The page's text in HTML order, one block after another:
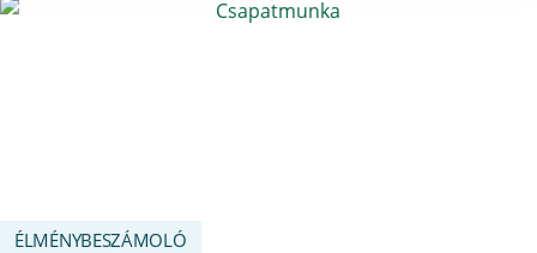
ÉLMÉNYBESZÁMOLÓ